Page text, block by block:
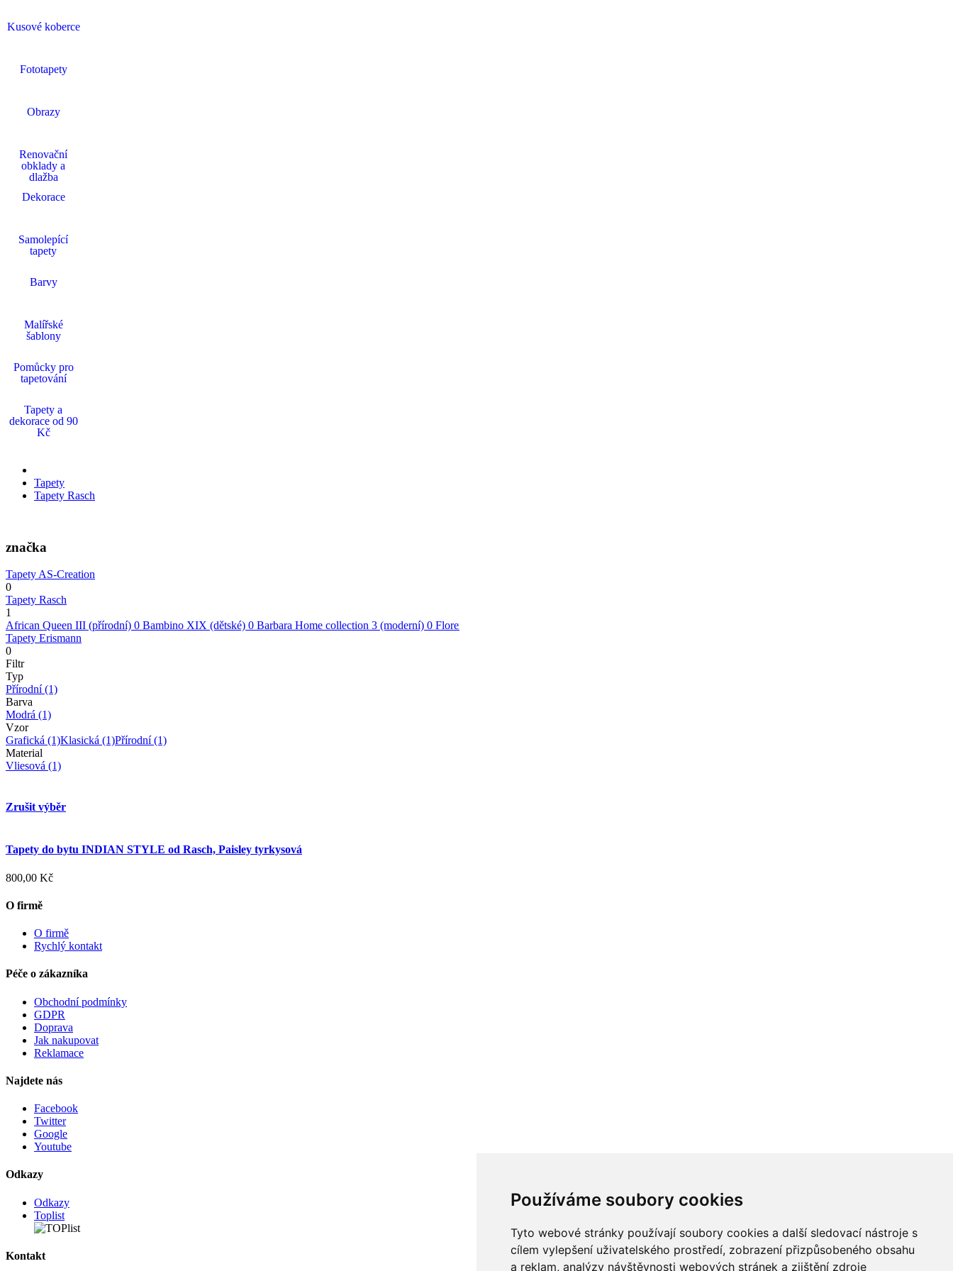
Používáme soubory cookies
Tyto webové stránky používají soubory cookies a další sledovací nástroje s
cílem vylepšení uživatelského prostředí, zobrazení přizpůsobeného obsahu
a reklam, analýzy návštěvnosti webových stránek a zjištění zdroje
Kusové koberce
Fototapety
Obrazy
Renovační
obklady a
dlažba
Dekorace
Samolepící
tapety
Barvy
Malířské
šablony
Pomůcky pro
tapetování
Tapety a
dekorace od 90
Kč
Tapety
Tapety Rasch
značka
Tapety AS-Creation
0
Tapety Rasch
1
African Queen III (přírodní) 0 Bambino XIX (dětské) 0 Barbara Home collection 3 (moderní) 0 Florentine 3 (přírodní)
Tapety Erismann
0
Filtr
Typ
Přírodní(1)
Barva
Modrá (1)
Vzor
Grafická (1)Klasická (1)Přírodní(1)
Material
Vliesová (1)
Zrušit výběr
Tapety do bytu INDIAN STYLE od Rasch, Paisley tyrkysová
800,00 Kč
O firmě
O firmě
Rychlý kontakt
Péče o zákazníka
Obchodní podmínky
GDPR
Doprava
Jak nakupovat
Reklamace
Najdete nás
Facebook
Twitter
Google
Youtube
Odkazy
Odkazy
Toplist
Kontakt